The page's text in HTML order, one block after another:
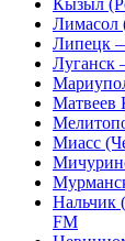
Кызыл
Лимасол
Липецк
Луганск
Матвеев
Миасс
Нальчик
FM